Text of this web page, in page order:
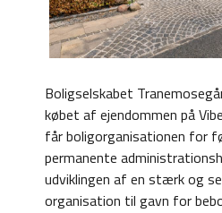
Boligselskabet
købet af ejendommen på
får boligorganisationen for
permanente
udviklingen af en stærk og
organisation til gavn for